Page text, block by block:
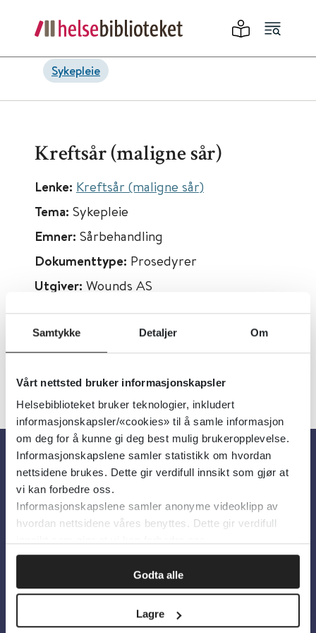
Samtykke Detaljer Om
Vårt nettsted bruker informasjonskapsler
Helsebiblioteket bruker teknologier, inkludert
informasjonskapsler/«cookies» til å samle informasjon
om deg for å kunne gi deg best mulig brukeropplevelse.
Informasjonskapslene samler statistikk om hvordan
nettsidene brukes. Dette gir verdifull innsikt som gjør at
vi kan forbedre oss.
Informasjonskapslene samler anonyme videoklipp av
hvordan nettsidene våres benyttes. Dette gir verdifull
Godta alle
Lagre
Sykepleie
Kreftsår (maligne sår)
Lenke: Kreftsår (maligne sår)
Tema: Sykepleie
Emner: Sårbehandling
Dokumenttype: Prosedyrer
Utgiver: Wounds AS
Språk:Norsk
Om oss
Om Helsebiblioteket
Personvern og informasjonskapsler
Tilgjengelighetserklæring
Information in English
Bilder fra Colourbox.com